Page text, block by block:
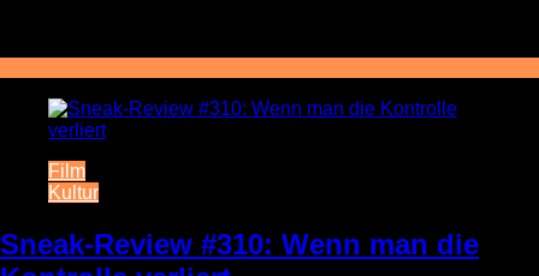
Film
Kultur
Sneak-Review #310: Wenn man die